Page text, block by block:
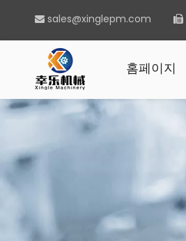
 sales@xinglepm.com 
홈페이지